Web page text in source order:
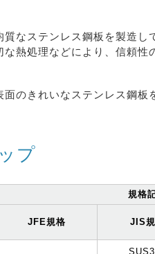
なステンレス鋼板を製造し
な熱処理などにより、信頼
のきれいなステンレス鋼板
プ
規格
JFE規格 JIS